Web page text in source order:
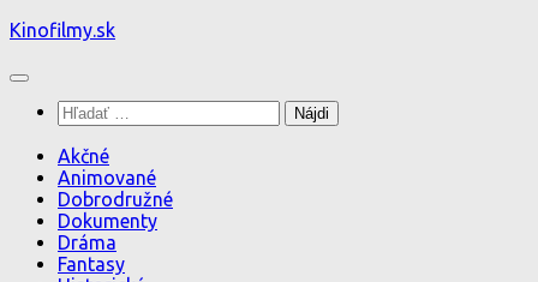
Preskočiť
obsah
Kinofilmy.sk
Hľadať:
Akčné
Animované
Dobrodružné
Dokumenty
Dráma
Fantasy